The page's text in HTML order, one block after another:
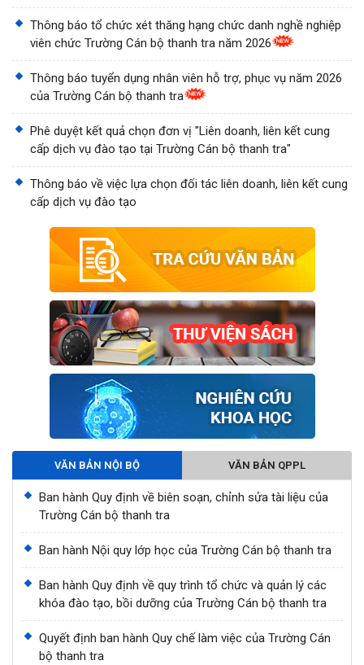
chức Trường Cán bộ thanh tra năm 2026
Thông báo tổ chức xét thăng hạng chức danh nghề nghiệp
viên chức Trường Cán bộ thanh tra năm 2026
Thông báo tuyển dụng nhân viên hỗ trợ, phục vụ năm 2026
của Trường Cán bộ thanh tra
Phê duyệt kết quả chọn đơn vị "Liên doanh, liên kết cung
cấp dịch vụ đào tạo tại Trường Cán bộ thanh tra"
Thông báo về việc lựa chọn đối tác liên doanh, liên kết cung
cấp dịch vụ đào tạo
VĂN BẢN NỘI BỘ VĂN BẢN QPPL
Ban hành Quy định về biên soạn, chỉnh sửa tài liệu của
Trường Cán bộ thanh tra
Ban hành Nội quy lớp học của Trường Cán bộ thanh tra
Ban hành Quy định về quy trình tổ chức và quản lý các
khóa đào tạo, bồi dưỡng của Trường Cán bộ thanh tra
Quyết định ban hành Quy chế làm việc của Trường Cán
bộ thanh tra